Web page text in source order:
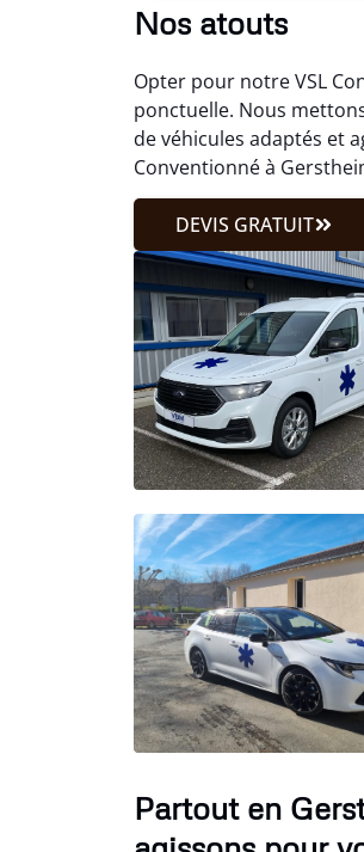
Nos atouts
Opter pour notre VSL
ponctuelle. Nous
de véhicules adaptés et
Conventionné à
DEVIS GRATUIT
Partout en